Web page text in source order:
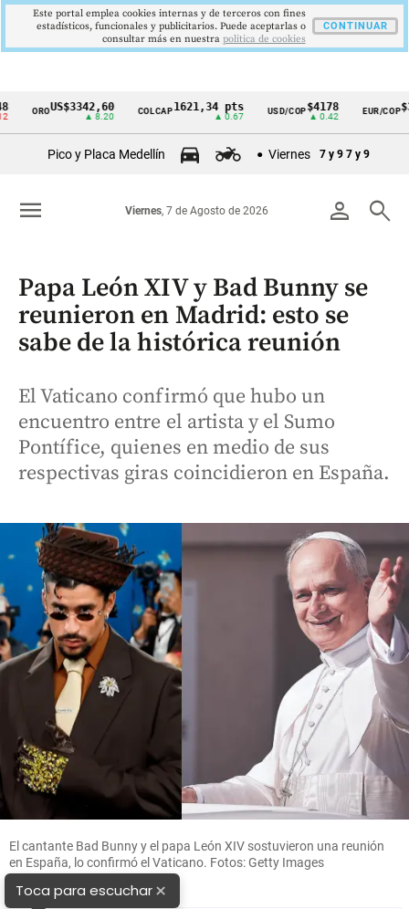
Cintillo
Colombia
ORO US$3342,60 COLCAP1621,34 pts USD/COP$4178
▲ 0.42
EUR/COP$3672
—
Pico y Placa Medellín Viernes 7 y 9 7 y 9
person search
Viernes, 7 de Agosto de 2026
menu
Papa León XIV y Bad Bunny se
reunieron en Madrid: esto se
sabe de la histórica reunión
El Vaticano confirmó que hubo un
encuentro entre el artista y el Sumo
Pontífice, quienes en medio de sus
respectivas giras coincidieron en España.
El cantante Bad Bunny y el papa León XIV sostuvieron una reunión
en España, lo confirmó el Vaticano. Fotos: Getty Images
Toca para escuchar×
Este portal emplea cookies internas y de terceros con fines
estadísticos, funcionales y publicitarios. Puede aceptarlas o
consultar más en nuestra politica de cookies
CONTINUAR